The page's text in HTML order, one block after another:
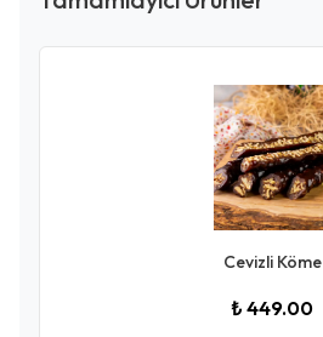
Cevizli Köme
₺ 449.00